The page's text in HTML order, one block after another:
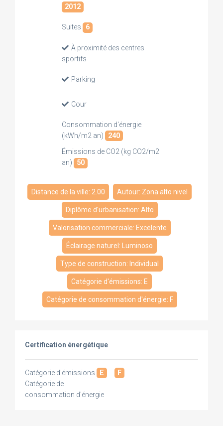
2012
Suites 6
À proximité des centres
sportifs
Parking
Cour
Consommation d'énergie
(kWh/m2 an)
240
Émissions de CO2 (kg CO2/m2
an)
50
Distance de la ville: 2.00 Autour: Zona alto nivel
Diplôme d'urbanisation: Alto
Valorisation commerciale: Excelente
Éclairage naturel: Luminoso
Type de construction: Individual
Catégorie d'émissions: E
Catégorie de consommation d'énergie: F
Certification énergétique
Catégorie d'émissions E
Catégorie de
consommation d'énergie
F